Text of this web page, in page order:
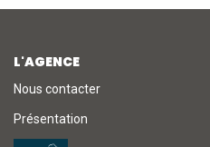
L'AGENCE
Nous contacter
Présentation